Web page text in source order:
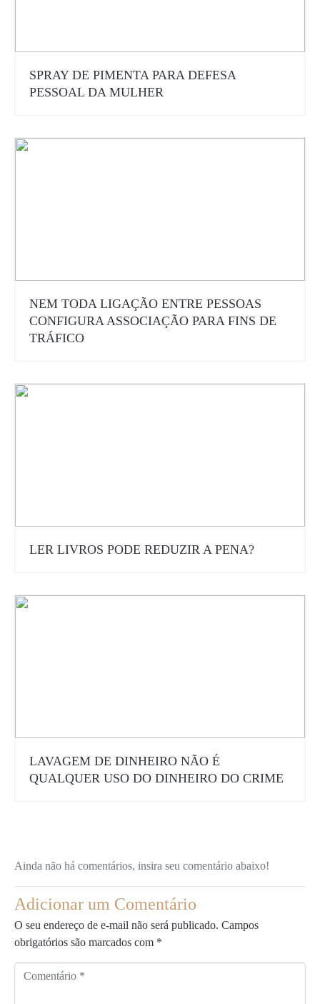
SPRAY DE PIMENTA PARA DEFESA
PESSOAL DA MULHER
NEM TODA LIGAÇÃO ENTRE PESSOAS
CONFIGURA ASSOCIAÇÃO PARA FINS DE
TRÁFICO
LER LIVROS PODE REDUZIR A PENA?
LAVAGEM DE DINHEIRO NÃO É
QUALQUER USO DO DINHEIRO DO CRIME
Ainda não há comentários, insira seu comentário abaixo!
Adicionar um Comentário
O seu endereço de e-mail não será publicado. Campos
obrigatórios são marcados com *